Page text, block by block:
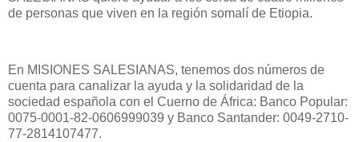
de personas que viven en la región somalí de Etiopia.
En MISIONES SALESIANAS, tenemos dos números de
cuenta para canalizar la ayuda y la solidaridad de la
sociedad española con el Cuerno de África: Banco Popular:
0075-0001-82-0606999039 y Banco Santander: 0049-2710-
77-2814107477.